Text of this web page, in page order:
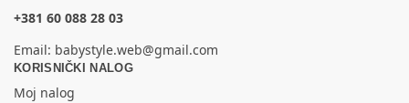
+381 60 088 28 03
Email: babystyle.web@gmail.com
KORISNIČKI NALOG
Moj nalog